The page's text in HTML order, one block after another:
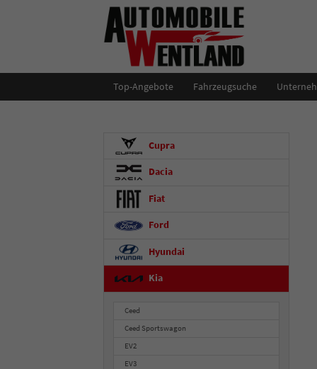
Top-Angebote Fahrzeugsuche
Cupra
Dacia
Fiat
Ford
Hyundai
Kia
Ceed
Ceed Sportswagon
EV2
EV3